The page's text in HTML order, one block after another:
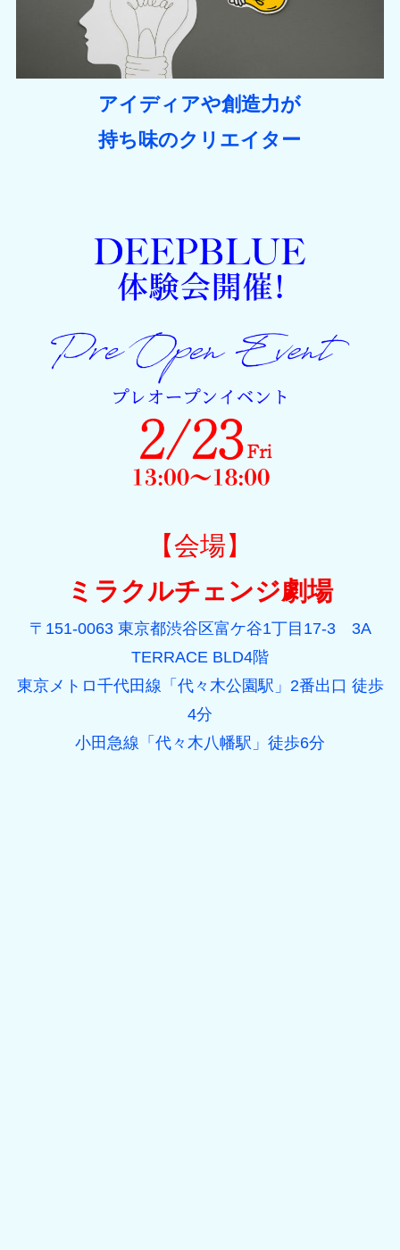
アイディアや創造力が
持ち味のクリエイター
【会場】
ミラクルチェンジ劇場
〒151-0063 東京都渋谷区富ケ谷1丁目17-3 3A
TERRACE BLD4階
東京メトロ千代田線「代々木公園駅」2番出口 徒歩
4分
小田急線「代々木八幡駅」徒歩6分